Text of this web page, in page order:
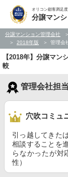
オリコン顧客満足
分譲マン
分譲マンション管理会社
2018年版
管理会
【2018年】分譲マ
較
管理会社担
穴吹コミュ
引っ越してきた
相談することを
らなかったが対
性）